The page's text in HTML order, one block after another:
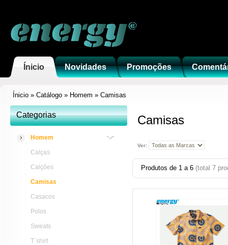
Ínicio Novidades Promoções
Ínicio » Catálogo » Homem » Camisas
Camisas
Ver:
Produtos de 1 a 6 (total 7
Categorias
Homem
Calças
Calções
Camisas
Casacos
Polos
Sweats
T´shirt